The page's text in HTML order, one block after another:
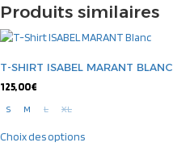
Produits similaires
T-SHIRT ISABEL MARANT BLANC
125,00€
S
M L XL
Choix des options